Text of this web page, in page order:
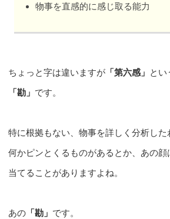
物事を直感的に感じ取る能力
ちょっと字は違いますが 「第六感」 とい
「勘」 です。
特に根拠もない、物事を詳しく分析した
何かピンとくるものがあるとか、あの
当てることがありますよね。
あの 「勘」 です。